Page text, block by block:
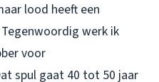
lood heeft een
Tegenwoordig werk ik
voor
spul gaat 40 tot 50 jaar